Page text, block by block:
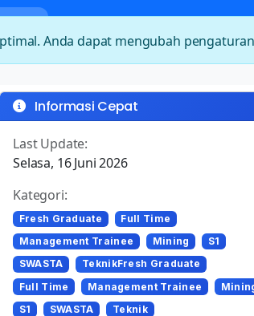
Informasi Cepat
Last Update:
Selasa, 16 Juni 2026
Kategori:
Fresh Graduate
Full Time
Management Trainee
Mining
S1
SWASTA
TeknikFresh Graduate
Full Time
Management Trainee
S1
SWASTA Teknik
Anda dapat mengubah